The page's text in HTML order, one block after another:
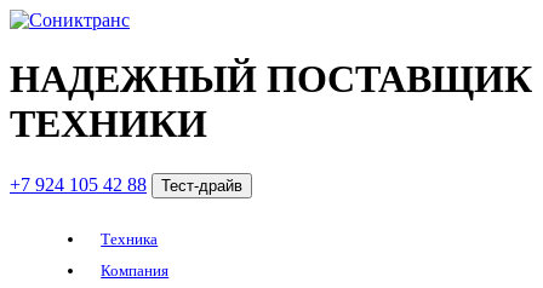
НАДЕЖНЫЙ ПОСТАВЩИК
ТЕХНИКИ
+7 924 105 42 88 Тест-драйв
Техника
Компания